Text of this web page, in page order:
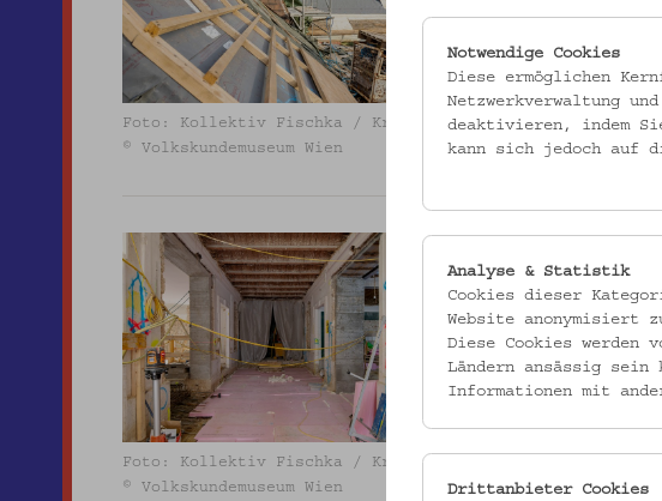
Foto: Kollektiv Fischka / Kramar
© Volkskundemuseum Wien
Foto: Kollektiv Fischka / Kramar
© Volkskundemuseum Wien
Foto: Kollektiv
© Volkskundemuseum
Notwendige Cookies
Diese ermöglichen
Netzwerkverwaltung
deaktivieren, indem
kann sich jedoch auf
Analyse & Statistik
Cookies dieser
Website anonymisiert
Diese Cookies werden
Ländern ansässig
Informationen mit
Drittanbieter Cookies